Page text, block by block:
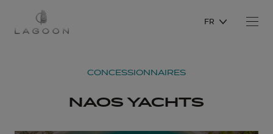
FR
CONCESSIONNAIRES
NAOS YACHTS